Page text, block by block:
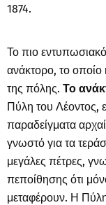
1874.
Το πιο
ανάκτορο, το οποίο
της πόλης. Το
Πύλη του Λέοντος,
παραδείγματα
γνωστό για τα
μεγάλες πέτρες,
πεποίθησης ότι
μεταφέρουν. Η